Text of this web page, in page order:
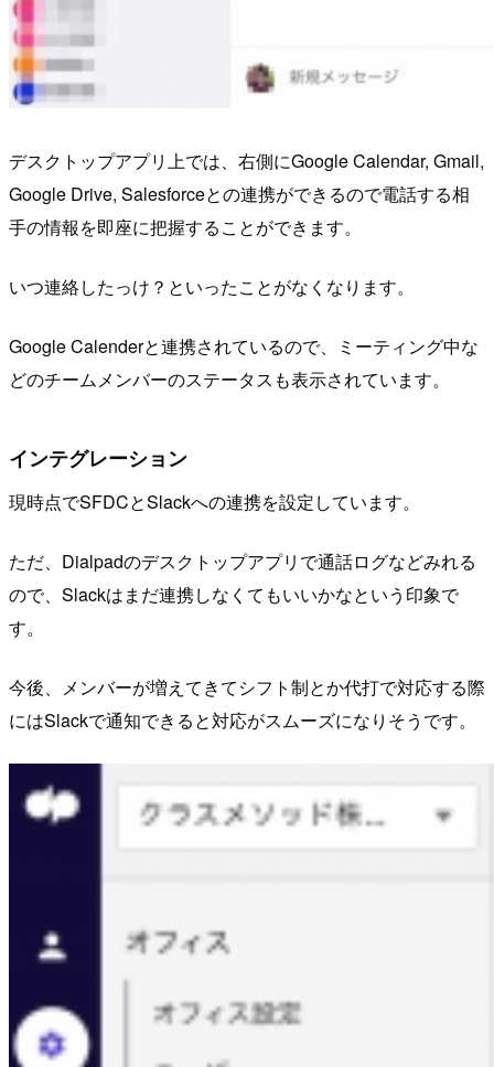
デスクトップアプリ上では、右側にGoogle Calendar, Gmail,
Google Drive, Salesforceとの連携ができるので電話する相
手の情報を即座に把握することができます。
いつ連絡したっけ？といったことがなくなります。
Google Calenderと連携されているので、ミーティング中な
どのチームメンバーのステータスも表示されています。
インテグレーション
現時点でSFDCとSlackへの連携を設定しています。
ただ、Dialpadのデスクトップアプリで通話ログなどみれる
ので、Slackはまだ連携しなくてもいいかなという印象で
す。
今後、メンバーが増えてきてシフト制とか代打で対応する際
にはSlackで通知できると対応がスムーズになりそうです。